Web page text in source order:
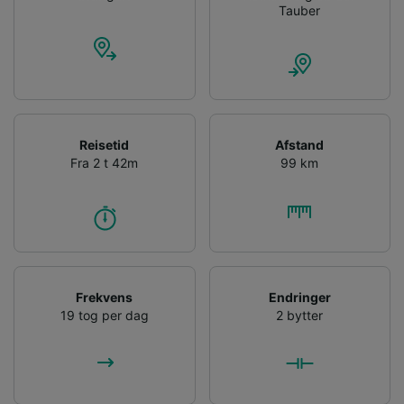
Tauber
Reisetid
Fra 2 t 42m
Afstand
99 km
Frekvens
19 tog per dag
Endringer
2 bytter